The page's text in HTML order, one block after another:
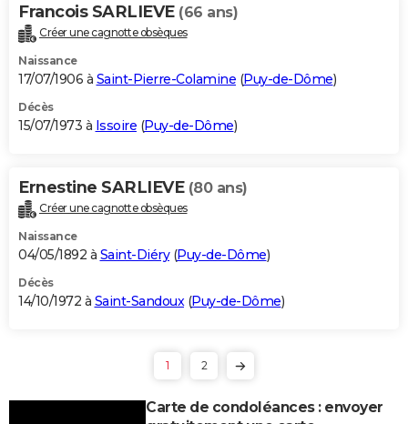
Francois SARLIEVE (66 ans)
Créer une cagnotte obsèques
Naissance
17/07/1906 à Saint-Pierre-Colamine (Puy-de-Dôme)
Décès
15/07/1973 à Issoire (Puy-de-Dôme)
Ernestine SARLIEVE (80 ans)
Créer une cagnotte obsèques
Naissance
04/05/1892 à Saint-Diéry(Puy-de-Dôme)
Décès
14/10/1972 à Saint-Sandoux (Puy-de-Dôme)
1 2
Carte de condoléances : envoyer